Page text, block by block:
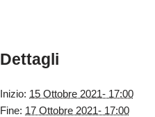
Dettagli
Inizio: 15 Ottobre 2021- 17:00
Fine: 17 Ottobre 2021- 17:00